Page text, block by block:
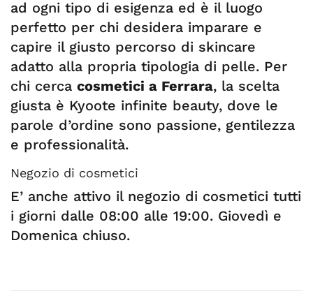
ad ogni tipo di esigenza ed è il luogo
perfetto per chi desidera imparare e
capire il giusto percorso di skincare
adatto alla propria tipologia di pelle. Per
chi cerca cosmetici a Ferrara, la scelta
giusta è Kyoote infinite beauty, dove le
parole d’ordine sono passione, gentilezza
e professionalità.
Negozio di cosmetici
E’ anche attivo il negozio di cosmetici tutti
i giorni dalle 08:00 alle 19:00. Giovedì e
Domenica chiuso.